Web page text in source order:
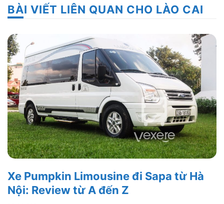
BÀI VIẾT LIÊN QUAN CHO LÀO CAI
Xe Pumpkin Limousine đi Sapa từ Hà
Nội: Review từ A đến Z